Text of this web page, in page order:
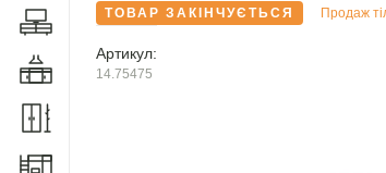
Меблі у вітальню
Меблі у кухню
ТОВАР ЗАКІНЧУЄТЬСЯ Продаж
Артикул:
14.75475